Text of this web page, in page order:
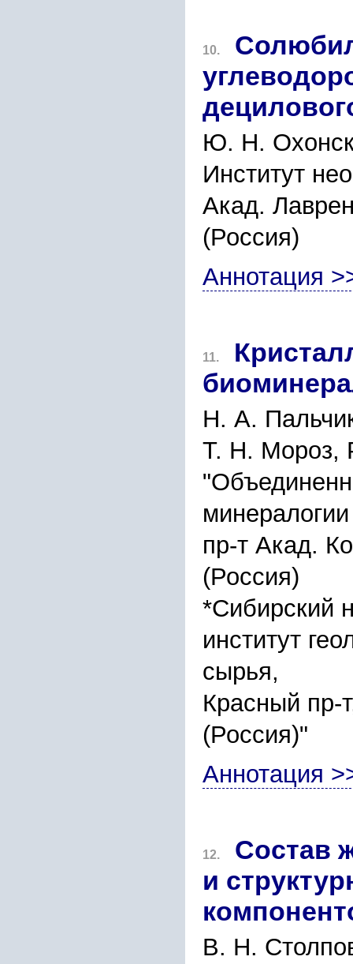
10.
Ю. Н.
Институт
Акад.
(Россия)
Аннотация
11.
Н. А.
Т. Н. Мороз,
пр-т Акад.
(Россия)
*Сибирский
институт
сырья,
Красный пр-
(Россия)"
Аннотация
12.
Состав
и
В. Н.